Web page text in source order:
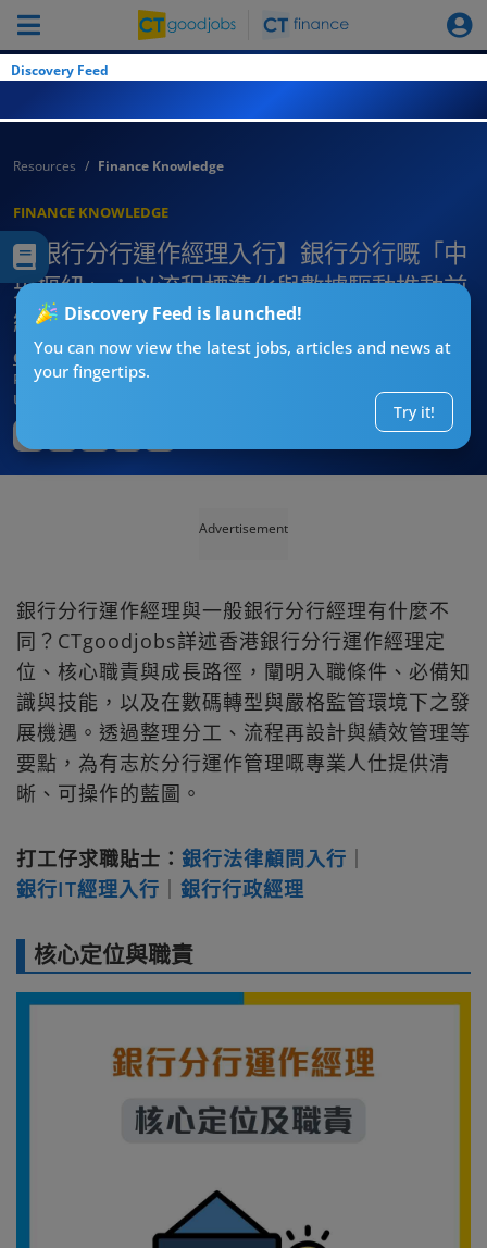
Discovery Feed
Discovery Feed is launched!
You can now view the latest jobs, articles and news at
your fingertips.
Try it!
Resources Finance Knowledge
FINANCE KNOWLEDGE
【銀行分行運作經理入行】銀行分行嘅「中
央樞紐」：以流程標準化與數據驅動推動前
線效率（附入職條件與發展路徑）
CT求職戰略師
Published:2026-08-03 12:07
Updated:
Advertisement
銀行分行運作經理與一般銀行分行經理有什麼不
同？CTgoodjobs詳述香港銀行分行運作經理定
位、核心職責與成長路徑，闡明入職條件、必備知
識與技能，以及在數碼轉型與嚴格監管環境下之發
展機遇。透過整理分工、流程再設計與績效管理等
要點，為有志於分行運作管理嘅專業人仕提供清
晰、可操作的藍圖。
打工仔求職貼士： 銀行法律顧問入行
銀行IT經理入行
銀行行政經理
核心定位與職責